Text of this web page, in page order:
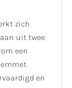
zich
uit twee
een
en